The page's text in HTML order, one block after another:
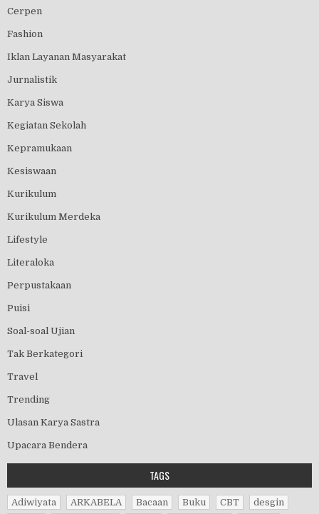
Cerpen
Fashion
Iklan Layanan Masyarakat
Jurnalistik
Karya Siswa
Kegiatan Sekolah
Kepramukaan
Kesiswaan
Kurikulum
Kurikulum Merdeka
Lifestyle
Literaloka
Perpustakaan
Puisi
Soal-soal Ujian
Tak Berkategori
Travel
Trending
Ulasan Karya Sastra
Upacara Bendera
TAGS
Adiwiyata ARKABELA Bacaan Buku CBT
desgin